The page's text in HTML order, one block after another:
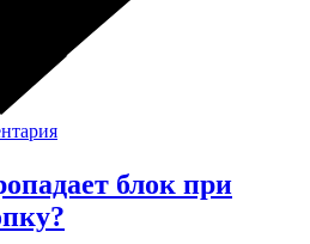
блок при